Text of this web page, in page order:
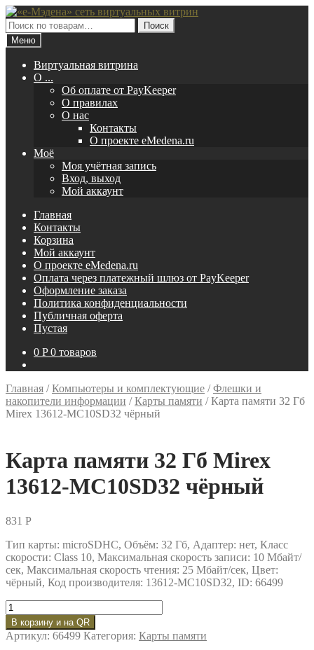
Перейти
к
навигации
Перейти
к
содержимому
Искать:
Поиск
Меню
Виртуальная витрина
O ...
Об оплате от PayKeeper
О правилах
О нас
Контакты
О проекте eMedena.ru
Моё
Моя учётная запись
Вход, выход
Мой аккаунт
Главная
Контакты
Корзина
Мой аккаунт
О проекте eMedena.ru
Оплата через платежный шлюз от PayKeeper
Оформление заказа
Политика конфиденциальности
Публичная оферта
Пустая
0 P 0 товаров
Главная /Компьютеры и комплектующие /Флешки и
накопители информации /Карты памяти /Карта памяти 32 Гб
Mirex 13612-MC10SD32 чёрный
Карта памяти 32 Гб Mirex
13612-MC10SD32 чёрный
831 P
Тип карты: microSDHC, Объём: 32 Гб, Адаптер: нет, Класс
скорости: Class 10, Максимальная скорость записи: 10 Мбайт/
сек, Максимальная скорость чтения: 25 Мбайт/сек, Цвет:
чёрный, Код производителя: 13612-MC10SD32, ID: 66499
Количество
товара
Карта
памяти
В корзину и на QR
Артикул: 66499 Категория: Карты памяти